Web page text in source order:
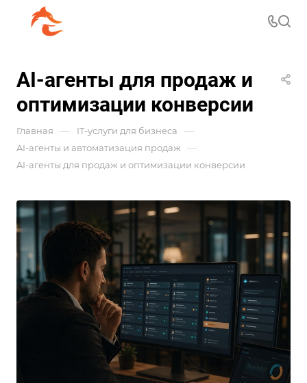
AI-агенты для продаж и
оптимизации конверсии
Главная — IT-услуги для бизнеса —
AI-агенты и автоматизация продаж —
AI-агенты для продаж и оптимизации конверсии